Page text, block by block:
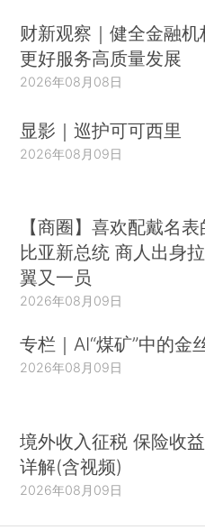
财新观察｜健全金融机
更好服务高质量发展
2026年08月08日
显影｜巡护可可西里
2026年08月09日
【商圈】喜欢配戴名
比亚新总统 商人出身
翼又一员
2026年08月09日
专栏｜AI“煤矿”中的金
2026年08月09日
境外收入征税 保险收
详解(含视频)
2026年08月09日